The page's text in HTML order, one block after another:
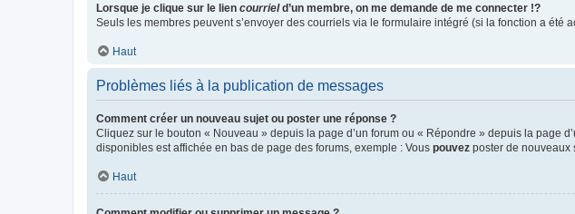
Lorsque je clique sur le lien courrield’un membre, on me demande de me connecter !?
Seuls les membres peuvent s’envoyer des courriels via le formulaire intégré (si la fonction a
Haut
Problèmes liés à la publication de messages
Comment créer un nouveau sujet ou poster une réponse ?
Cliquez sur le bouton « Nouveau » depuis la page d’un forum ou « Répondre » depuis la page
disponibles est affichée en bas de page des forums, exemple : Vous pouvez poster de nouveaux
Haut